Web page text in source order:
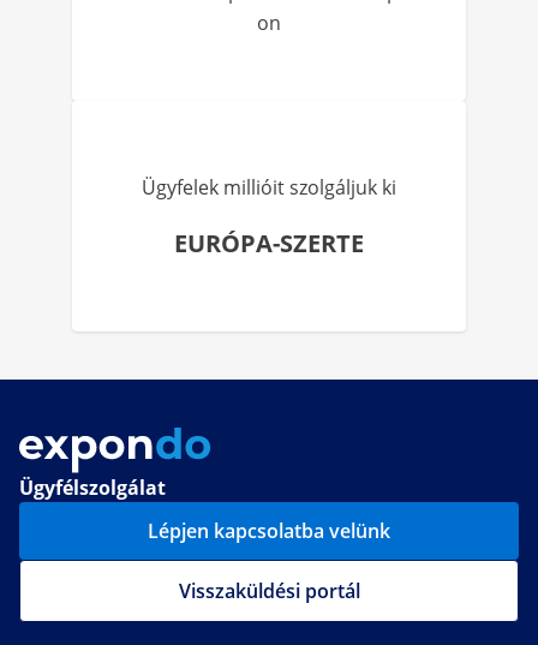
on
Ügyfelek millióit szolgáljuk ki
EURÓPA-SZERTE
Ügyfélszolgálat
Lépjen kapcsolatba velünk
Visszaküldési portál